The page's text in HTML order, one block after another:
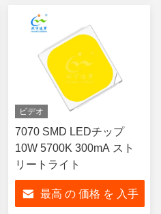
ビデオ
7070 SMD LEDチップ
10W 5700K 300mA スト
リートライト
最高 の 価格 を 入手